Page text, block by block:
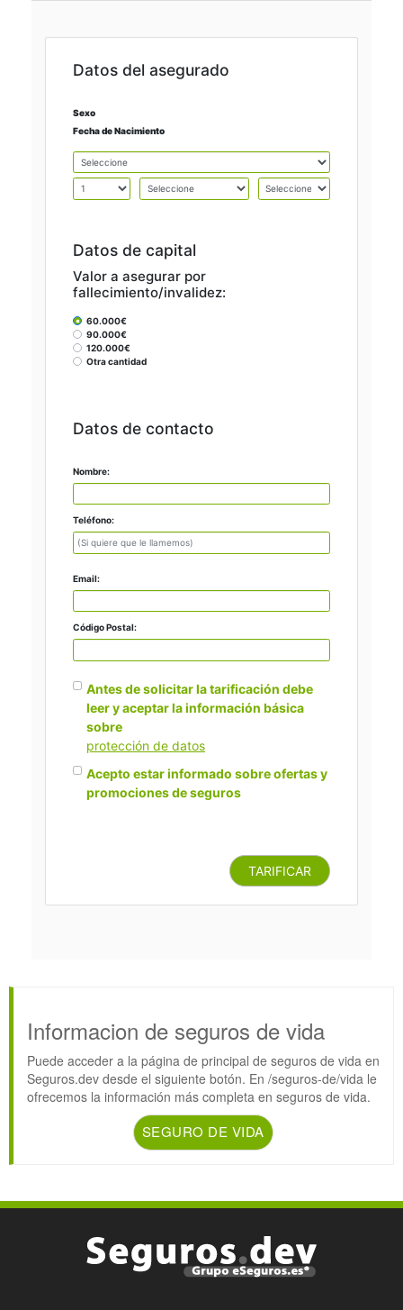
Datos del asegurado
Sexo
Fecha de Nacimiento
Datos de capital
Valor a asegurar por
fallecimiento/invalidez:
60.000€
90.000€
120.000€
Otra cantidad
Datos de contacto
Nombre:
Teléfono:
Email:
Código Postal:
Antes de solicitar la tarificación debe
leer y aceptar la información básica
sobre
protección de datos
Acepto estar informado sobre ofertas y
promociones de seguros
TARIFICAR
Informacion de seguros de vida
Puede acceder a la página de principal de seguros de vida en
Seguros.dev desde el siguiente botón. En /seguros-de/vida le
ofrecemos la información más completa en seguros de vida.
SEGURO DE VIDA